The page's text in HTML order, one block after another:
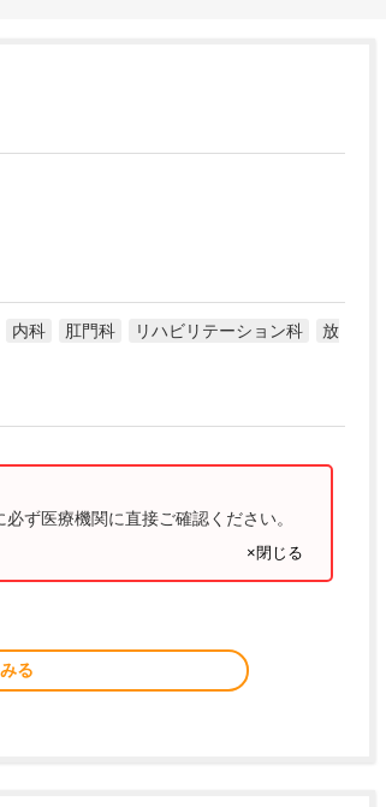
内科 肛門科 リハビリテーション科
放
ず医療機関に直接ご確認ください。
×閉じる
る